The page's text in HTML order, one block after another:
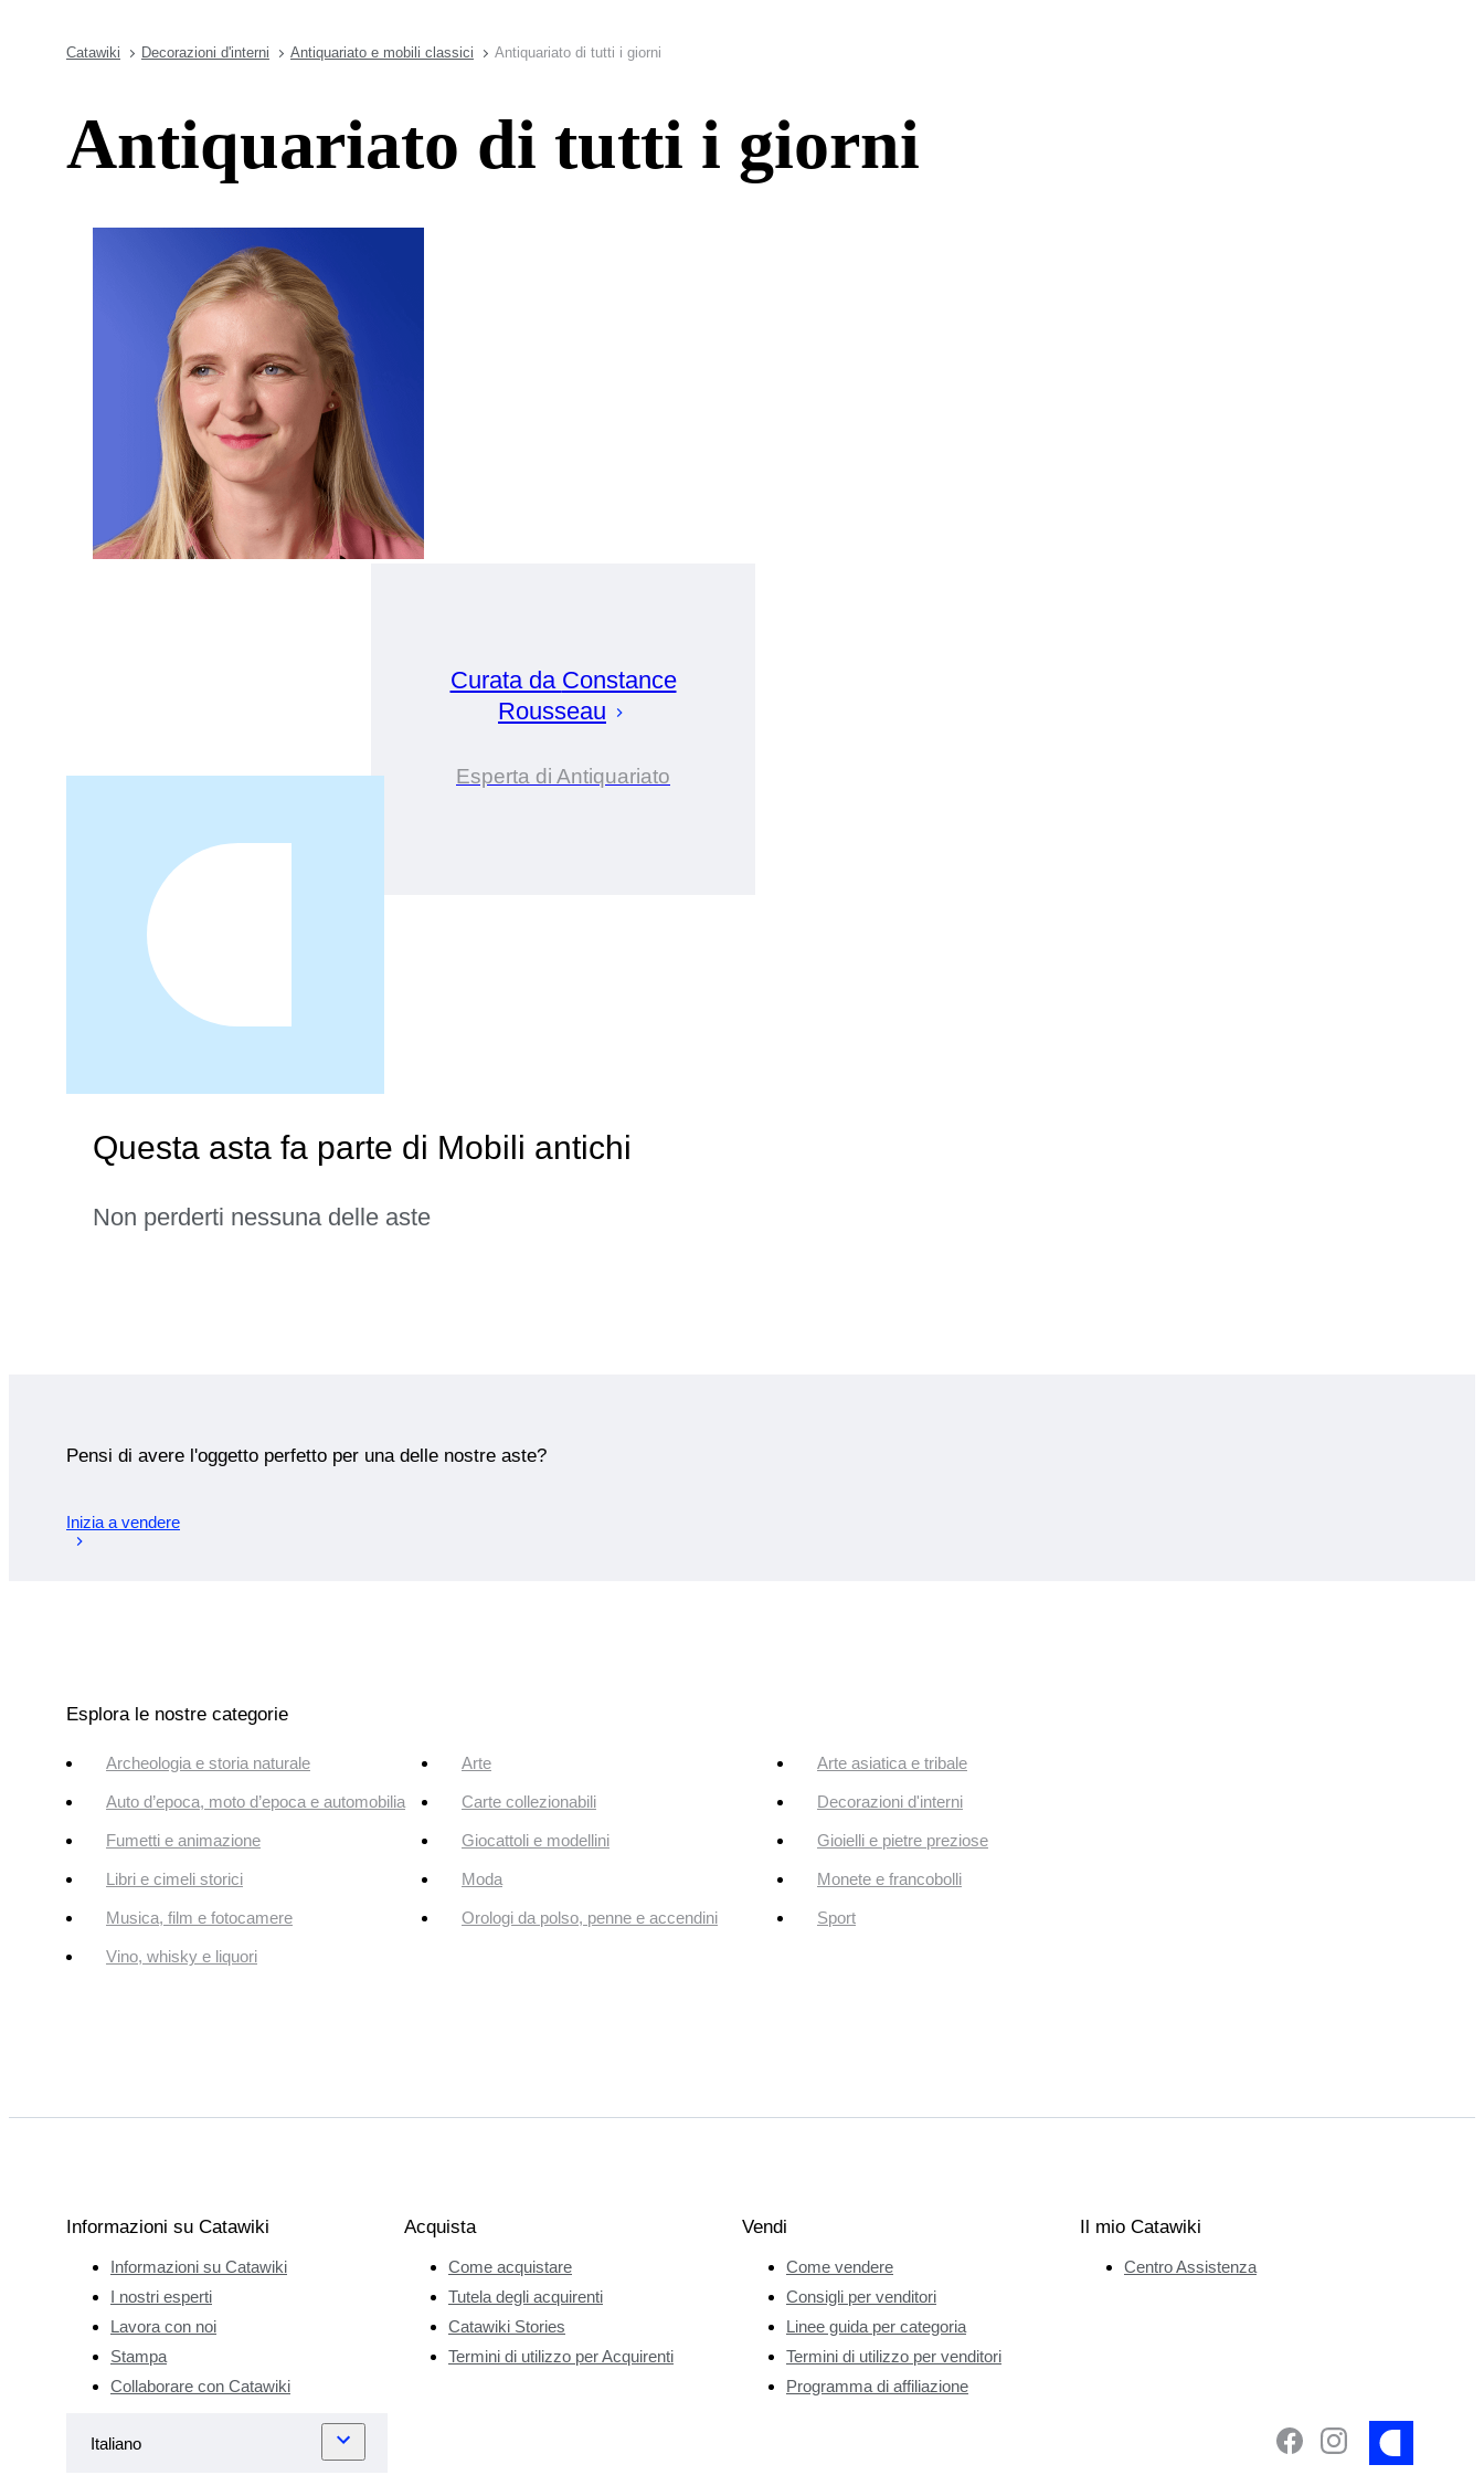
Catawiki Decorazioni d'interni Antiquariato e mobili classici Antiquariato di tutti i giorni
Antiquariato di tutti i giorni
Curata da Constance
Rousseau
Esperta di Antiquariato
Questa asta fa parte di Mobili antichi
Non perderti nessuna delle aste
Pensi di avere l'oggetto perfetto per una delle nostre aste?
Inizia a vendere
Esplora le nostre categorie
Archeologia e storia naturale Arte Arte asiatica e tribale
Auto d’epoca, moto d’epoca e automobilia Carte collezionabili Decorazioni d'interni
Fumetti e animazione Giocattoli e modellini Gioielli e pietre preziose
Libri e cimeli storici Moda Monete e francobolli
Musica, film e fotocamere Orologi da polso, penne e accendini Sport
Vino, whisky e liquori
Informazioni su Catawiki
Informazioni su Catawiki
I nostri esperti
Lavora con noi
Stampa
Collaborare con Catawiki
Acquista
Come acquistare
Tutela degli acquirenti
Catawiki Stories
Termini di utilizzo per Acquirenti
Vendi
Come vendere
Consigli per venditori
Linee guida per categoria
Termini di utilizzo per venditori
Programma di affiliazione
Il mio Catawiki
Centro Assistenza